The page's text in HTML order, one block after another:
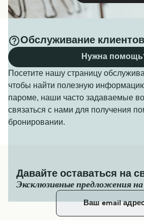
Обслуживание клиентов
Посетите нашу страницу
чтобы найти полезную
пароме, наши часто задаваемые
связаться с нами для получения
бронировании.
Нужна
Давайте оставаться на
Эксклюзивные предложения